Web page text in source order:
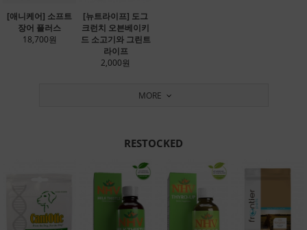
[애니케어] 소프트
장어 플러스
18,700원
[뉴트라이프] 도그
크런치 오븐베이키
드 소고기와 그린트
라이프
2,000원
MORE
RESTOCKED